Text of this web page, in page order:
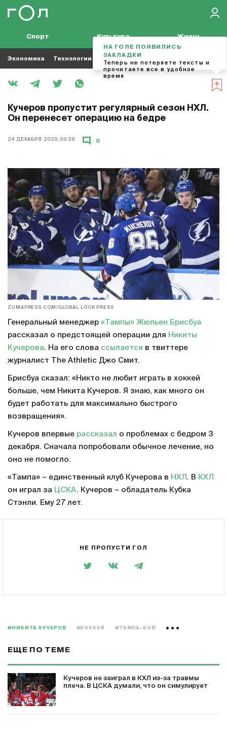
Спорт Культура Жизнь
Экономика Технологии Кино Футбол
Кучеров пропустит регулярный сезон НХЛ.
Он перенесет операцию на бедре
24 ДЕКАБРЯ 2020, 00:39 0
ZUMAPRESS.COM/GLOBAL LOOK PRESS
Генеральный менеджер «Тампы» Жюльен Брисбуа
рассказал о предстоящей операции для Никиты
Кучерова. На его слова ссылается в твиттере
журналист The Athletic Джо Смит.
Брисбуа сказал: «Никто не любит играть в хоккей
больше, чем Никита Кучеров. Я знаю, как много он
будет работать для максимально быстрого
возвращения».
Кучеров впервые рассказал о проблемах с бедром 3
декабря. Сначала попробовали обычное лечение, но
оно не помогло.
«Тампа» – единственный клуб Кучерова в НХЛ . В КХЛ
он играл за ЦСКА. Кучеров – обладатель Кубка
Стэнли. Ему 27 лет.
НЕ ПРОПУСТИ ГОЛ
#НИКИТА КУЧЕРОВ #ХОККЕЙ #ТАМПА-БЭЙ
ЕЩЕ ПО ТЕМЕ
Кучеров не заиграл в КХЛ из-за травмы
плеча. В ЦСКА думали, что он симулирует
НА ГОЛЕ ПОЯВИЛИСЬ
ЗАКЛАДКИ
Теперь не потеряете тексты и
прочитаете все в удобное
время